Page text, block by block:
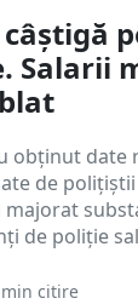
câștigă
Salarii
obținut date
de
majorat
de poliție
citire